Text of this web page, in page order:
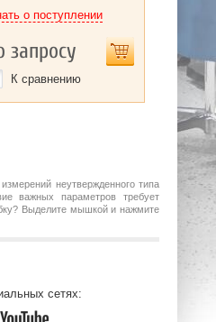
о поступлении
запросу
К сравнению
неутвержденного типа
важных параметров требует
Выделите мышкой и нажмите
сетях: